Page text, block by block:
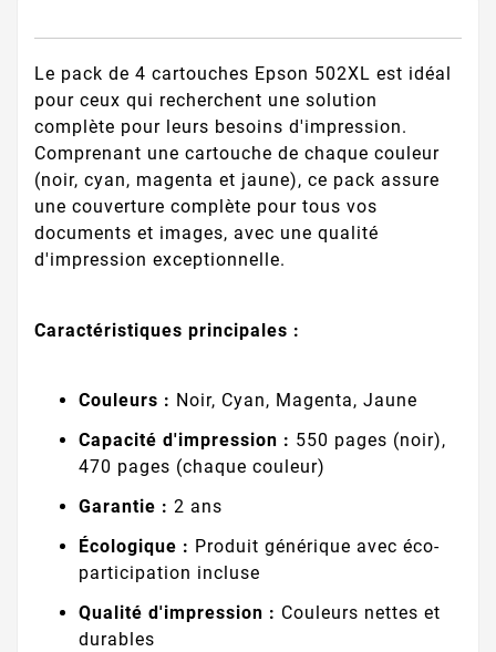
Le pack de 4 cartouches Epson 502XL est idéal
pour ceux qui recherchent une solution
complète pour leurs besoins d'impression.
Comprenant une cartouche de chaque couleur
(noir, cyan, magenta et jaune), ce pack assure
une couverture complète pour tous vos
documents et images, avec une qualité
d'impression exceptionnelle.
Caractéristiques principales :
Couleurs : Noir, Cyan, Magenta, Jaune
Capacité d'impression : 550 pages (noir),
470 pages (chaque couleur)
Garantie : 2 ans
Écologique : Produit générique avec éco-
participation incluse
Qualité d'impression : Couleurs nettes et
durables